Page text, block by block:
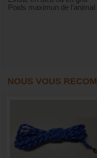
Poids maximun de l’animal
NOUS VOUS